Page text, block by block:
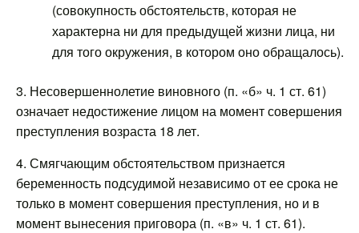
(совокупность обстоятельств, которая не
характерна ни для предыдущей жизни лица, ни
для того окружения, в котором оно обращалось).
3. Несовершеннолетие виновного (п. «б» ч. 1 ст. 61)
означает недостижение лицом на момент совершения
преступления возраста 18 лет.
4. Смягчающим обстоятельством признается
беременность подсудимой независимо от ее срока не
только в момент совершения преступления, но и в
момент вынесения приговора (п. «в» ч. 1 ст. 61).